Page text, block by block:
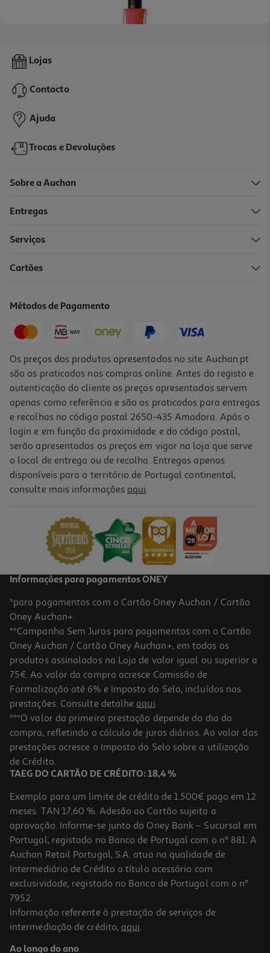
Verniz Catrice Gel Affair Nail 050 105
2,99 €
3.9
Pó Compacto Catrice Gel Pó Matificante 10g
3.0
Verniz Unhas Catrice Base Coat 105ml
3.99 €/un
3,99 €
Verniz Unhas Catrice Castanho 105ml
Lojas
Contacto
Ajuda
Trocas e Devoluções
Sobre a Auchan
Entregas
Serviços
Cartões
Métodos de Pagamento
Os preços dos produtos apresentados no site Auchan.pt
são os praticados nas compras online. Antes do registo e
autenticação do cliente os preços apresentados servem
apenas como referência e são os praticados para entregas
e recolhas no código postal 2650-435 Amadora. Após o
login e em função da proximidade e do código postal,
serão apresentados os preços em vigor na loja que serve
o local de entrega ou de recolha. Entregas apenas
disponíveis para o território de Portugal continental,
consulte mais informações aqui.
Informações para pagamentos ONEY
*para pagamentos com o Cartão Oney Auchan / Cartão
Oney Auchan+.
**Campanha Sem Juros para pagamentos com o Cartão
Oney Auchan / Cartão Oney Auchan+, em todos os
produtos assinalados na Loja de valor igual ou superior a
75€. Ao valor da compra acresce Comissão de
Formalização até 6% e Imposto do Selo, incluídos nas
prestações. Consulte detalhe aqui.
***O valor da primeira prestação depende do dia da
compra, refletindo o cálculo de juros diários. Ao valor das
prestações acresce o Imposto do Selo sobre a utilização
de Crédito.
TAEG DO CARTÃO DE CRÉDITO: 18,4 %
Exemplo para um limite de crédito de 1.500€ pago em 12
meses. TAN 17,60 %. Adesão ao Cartão sujeita a
aprovação. Informe-se junto do Oney Bank – Sucursal em
Portugal, registado no Banco de Portugal com o nº 881. A
Auchan Retail Portugal, S.A. atua na qualidade de
Intermediário de Crédito a título acessório com
exclusividade, registado no Banco de Portugal com o nº
7952.
Informação referente à prestação de serviços de
intermediação de crédito, aqui.
Ao longo do ano